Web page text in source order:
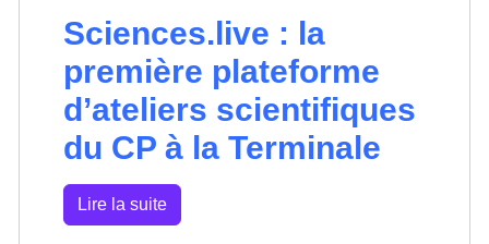
Sciences.live : la
première plateforme
d’ateliers scientifiques
du CP à la Terminale
Lire la suite